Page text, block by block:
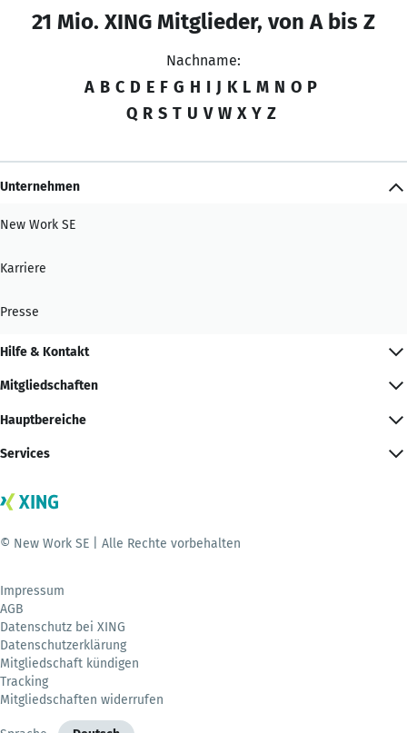
21 Mio. XING Mitglieder, von A bis Z
Nachname:
A B C D E F G H I J K L M N O P
Q R S T U V W X Y Z
Unternehmen
New Work SE
Karriere
Presse
Hilfe & Kontakt
Mitgliedschaften
Hauptbereiche
Services
© New Work SE | Alle Rechte vorbehalten
Impressum
AGB
Datenschutz bei XING
Datenschutzerklärung
Mitgliedschaft kündigen
Tracking
Mitgliedschaften widerrufen